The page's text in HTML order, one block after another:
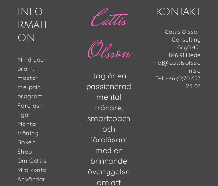
INFO
RMATI
ON
Mind your
brain,
master
the pain
program
Föreläsni
ngar
Mental
träning
Boken
Shop
Om Cattis
Mitt konto
Användar
Cattis
Olsson
Jag är en
passionerad
mental
tränare,
smärtcoach
och
föreläsare
med en
brinnande
övertygelse
om att
KONTAKT
Cattis Olsson
Consulting
Långå 451
846 91 Hede
hej@cattisolsso
n.se
Tel: +46 (0)70 653
25 03